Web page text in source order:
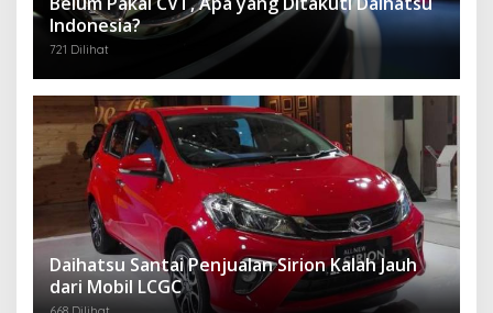
Indonesia?
721 Dilihat
Daihatsu Santai Penjualan Sirion Kalah Jauh
dari Mobil LCGC